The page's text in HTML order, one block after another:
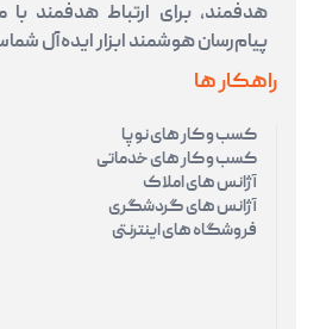
هدفمند، برای ارتباط هدفمند با
پیام‌رسان هوشمند ابزار ایده‌آل
راهکار ها
کسب و کار های نوپا
کسب و کار های خدماتی
آژانس های املاک
آژانس های گردشگری
فروشگاه های اینترنتی